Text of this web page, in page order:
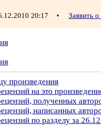
20:17 • Заявить
произведения
на это
полученных
написанных
по разделу за